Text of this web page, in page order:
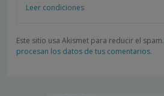
Leer condiciones
Este sitio usa Akismet para reducir el spam.
procesan los datos de tus comentarios.